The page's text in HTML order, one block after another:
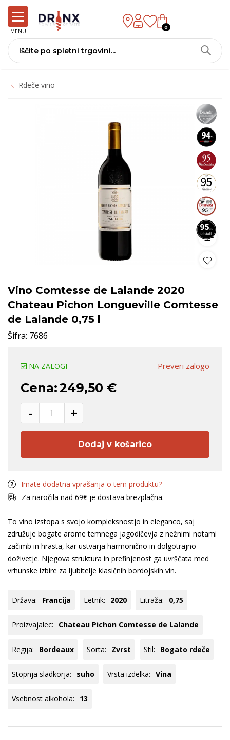
MENU
0
Rdeče vino
Vino Comtesse de Lalande 2020
Chateau Pichon Longueville Comtesse
de Lalande 0,75 l
Šifra: 7686
Preveri zalogo
NA ZALOGI
Cena:249,50 €
- +
Dodaj v košarico
Imate dodatna vprašanja o tem produktu?
Za naročila nad 69€ je dostava brezplačna.
To vino izstopa s svojo kompleksnostjo in eleganco, saj
združuje bogate arome temnega jagodičevja z nežnimi notami
začimb in hrasta, kar ustvarja harmonično in dolgotrajno
doživetje. Njegova struktura in prefinjenost ga uvrščata med
vrhunske izbire za ljubitelje klasičnih bordojskih vin.
Država: Francija Letnik: 2020 Litraža: 0,75
Proizvajalec: Chateau Pichon Comtesse de Lalande
Regija: Bordeaux Sorta: Zvrst Stil: Bogato rdeče
Stopnja sladkorja: suho Vrsta izdelka: Vina
Vsebnost alkohola: 13